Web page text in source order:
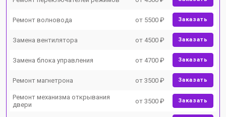
Ремонт волновода от 5500 ₽ Заказать
Замена вентилятора от 4500 ₽ Заказать
Замена блока управления от 4700 ₽ Заказать
Ремонт магнетрона от 3500 ₽ Заказать
Ремонт механизма открывания
двери
от 3500 ₽ Заказать